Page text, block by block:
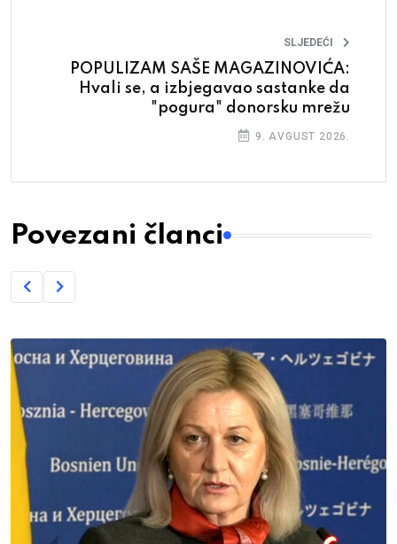
SLJEDEĆI
POPULIZAM SAŠE MAGAZINOVIĆA:
Hvali se, a izbjegavao sastanke da
"pogura" donorsku mrežu
9. AVGUST 2026.
Povezani članci